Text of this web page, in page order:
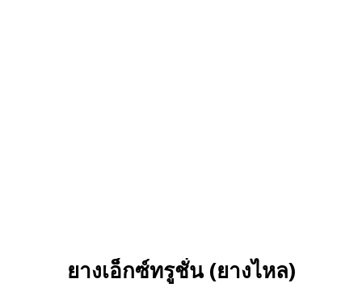
ยางเอ็กซ์ทรูชั่น (ยางไหล)